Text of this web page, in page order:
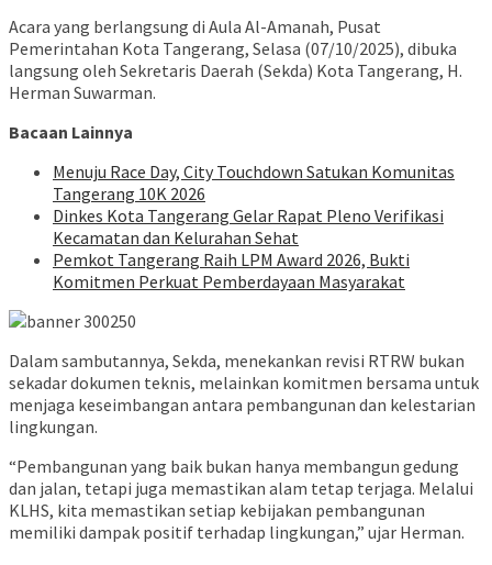
Acara yang berlangsung di Aula Al-Amanah, Pusat
Pemerintahan Kota Tangerang, Selasa (07/10/2025), dibuka
langsung oleh Sekretaris Daerah (Sekda) Kota Tangerang, H.
Herman Suwarman.
Bacaan Lainnya
Menuju Race Day, City Touchdown Satukan Komunitas
Tangerang 10K 2026
Dinkes Kota Tangerang Gelar Rapat Pleno Verifikasi
Kecamatan dan Kelurahan Sehat
Pemkot Tangerang Raih LPM Award 2026, Bukti
Komitmen Perkuat Pemberdayaan Masyarakat
Dalam sambutannya, Sekda, menekankan revisi RTRW bukan
sekadar dokumen teknis, melainkan komitmen bersama untuk
menjaga keseimbangan antara pembangunan dan kelestarian
lingkungan.
“Pembangunan yang baik bukan hanya membangun gedung
dan jalan, tetapi juga memastikan alam tetap terjaga. Melalui
KLHS, kita memastikan setiap kebijakan pembangunan
memiliki dampak positif terhadap lingkungan,” ujar Herman.